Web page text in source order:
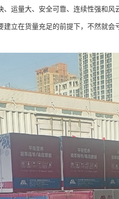
、运量大、安全可靠、连续性强和
立在货量充足的前提下，不然就